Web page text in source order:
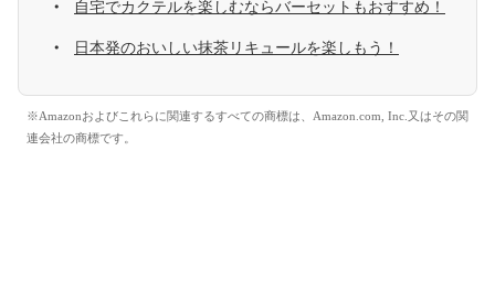
自宅でカクテルを楽しむならバーセットもおすすめ！
日本発のおいしい抹茶リキュールを楽しもう！
※Amazonおよびこれらに関連するすべての商標は、Amazon.com, Inc.又はその関
連会社の商標です。